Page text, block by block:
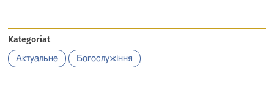
Kategoriat
Актуальне Богослужіння